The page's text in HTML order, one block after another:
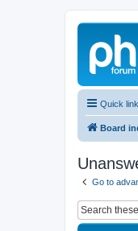
Quick
Board
Go to